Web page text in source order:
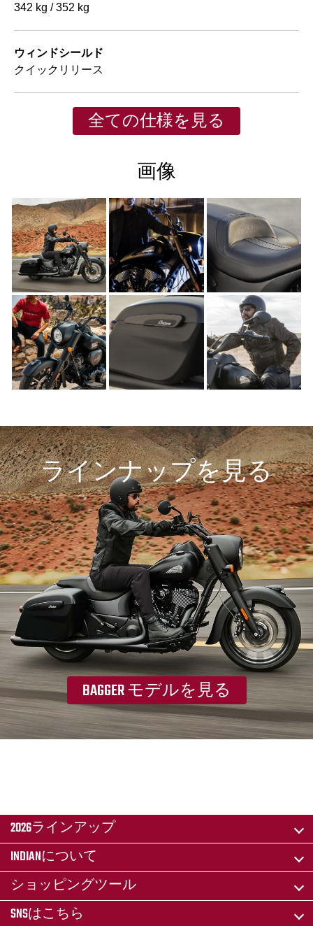
342 kg / 352 kg
ウィンドシールド
クイックリリース
全ての仕様を見る
画像
ラインナップを見る
BAGGER モデルを見る
2026ラインアップ
INDIANについて
ショッピングツール
SNSはこちら